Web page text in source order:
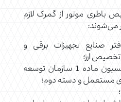
باطری موتور از گمرک لازم
می‌شوند:
صنایع تجهیزات برقی و
ارز؛
مجوز فنی از کمیسیون ماده 1 سازمان توسعه
مستعمل و دسته دوم؛